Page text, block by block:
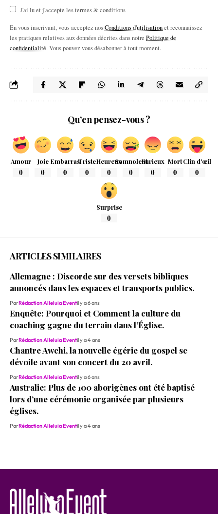
J'ai lu et j'accepte les termes & conditions
En vous inscrivant, vous acceptez nosConditions d'utilisationet reconnaissez
les pratiques relatives aux données décrites dans notre Politique de
confidentialité. Vous pouvez vous désabonner à tout moment.
Qu’en pensez-vous ?
Amour
0
Joie
0
Embarras
0
Triste
0
Heureux
0
Somnolent
0
Furieux
0
Mort
0
Clin d'œil
0
Surprise
0
ARTICLES SIMILAIRES
Allemagne : Discorde sur des versets bibliques
annoncés dans les espaces et transports publics.
ParRédaction Alleluia Eventil y a 6 ans
Enquête: Pourquoi et Comment la culture du
coaching gagne du terrain dans l’Église.
ParRédaction Alleluia Eventil y a 4 ans
Chantre Awehi, la nouvelle égérie du gospel se
dévoile avant son concert du 20 avril.
ParRédaction Alleluia Eventil y a 6 ans
Australie: Plus de 100 aborigènes ont été baptisé
lors d’une cérémonie organisée par plusieurs
églises.
ParRédaction Alleluia Eventil y a 4 ans